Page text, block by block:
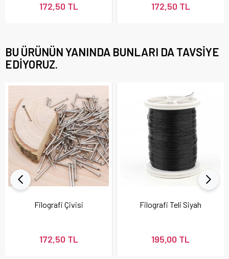
172,50 TL 172,50 TL
BU ÜRÜNÜN YANINDA BUNLARI DA TAVSIYE
EDIYORUZ.
Filografi Çivisi
172,50 TL
Filografi Teli Siyah
195,00 TL